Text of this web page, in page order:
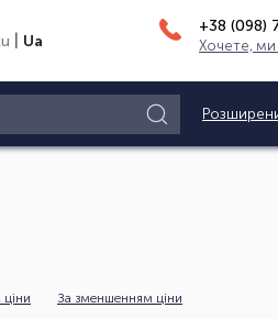
Ua
+38 (098)
Хочете,
За зменшенням ціни